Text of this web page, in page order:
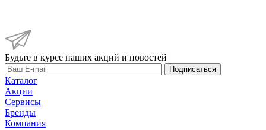
Будьте в курсе наших акций и новостей
Подписаться
Каталог
Акции
Сервисы
Бренды
Компания